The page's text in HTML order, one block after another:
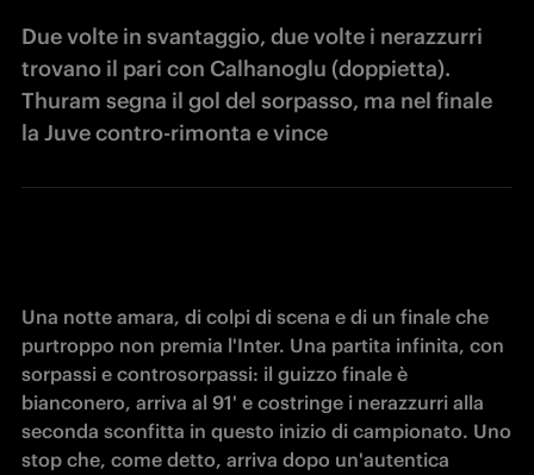
Due volte in svantaggio, due volte i nerazzurri
trovano il pari con Calhanoglu (doppietta).
Thuram segna il gol del sorpasso, ma nel finale
la Juve contro-rimonta e vince
Una notte amara, di colpi di scena e di un finale che
purtroppo non premia l'Inter. Una partita infinita, con
sorpassi e controsorpassi: il guizzo finale è
bianconero, arriva al 91' e costringe i nerazzurri alla
seconda sconfitta in questo inizio di campionato. Uno
stop che, come detto, arriva dopo un'autentica